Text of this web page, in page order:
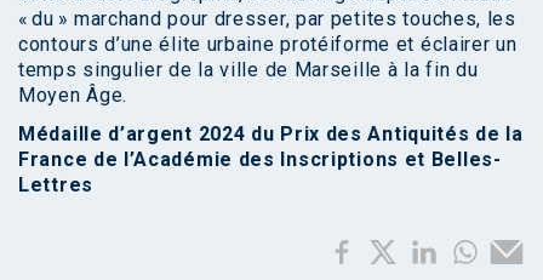
« du » marchand pour dresser, par petites touches, les
contours d’une élite urbaine protéiforme et éclairer un
temps singulier de la ville de Marseille à la fin du
Moyen Âge.
Médaille d’argent 2024 du Prix des Antiquités de la
France de l’Académie des Inscriptions et Belles-
Lettres